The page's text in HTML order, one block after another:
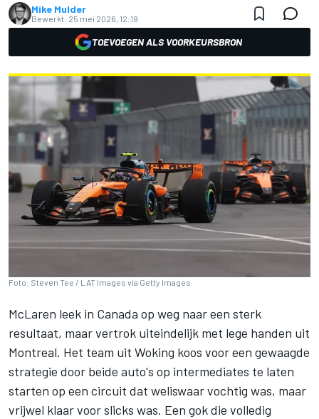
Mike Mulder
Bewerkt: 25 mei 2026, 12:19
TOEVOEGEN ALS VOORKEURSBRON
Foto: Steven Tee / LAT Images via Getty Images
McLaren leek in Canada op weg naar een sterk
resultaat, maar vertrok uiteindelijk met lege handen uit
Montreal. Het team uit Woking koos voor een gewaagde
strategie door beide auto's op intermediates te laten
starten op een circuit dat weliswaar vochtig was, maar
vrijwel klaar voor slicks was. Een gok die volledig